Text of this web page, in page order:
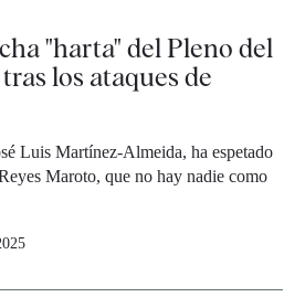
"harta" del Pleno del
los ataques de
Luis Martínez-Almeida, ha espetado
Maroto, que no hay nadie como